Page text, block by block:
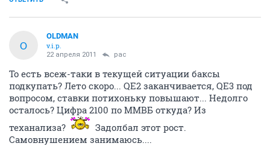
O
OLDMAN
v.i.p.
22 апреля 2011 pac
То есть всеж-таки в текущей ситуации баксы
подкупать? Лето скоро... QE2 заканчивается, QE3 под
вопросом, ставки потихоньку повышают... Недолго
осталось? Цифра 2100 по ММВБ откуда? Из
теханализа?
Задолбал этот рост.
Самовнушением занимаюсь....